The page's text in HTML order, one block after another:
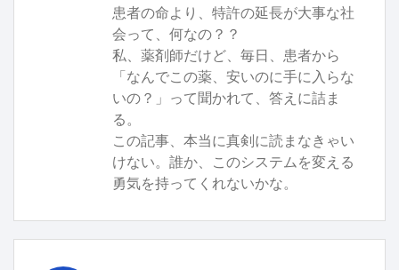
患者の命より、特許の延長が大事な社
会って、何なの？？
私、薬剤師だけど、毎日、患者から
「なんでこの薬、安いのに手に入らな
いの？」って聞かれて、答えに詰ま
る。
この記事、本当に真剣に読まなきゃい
けない。誰か、このシステムを変える
勇気を持ってくれないかな。